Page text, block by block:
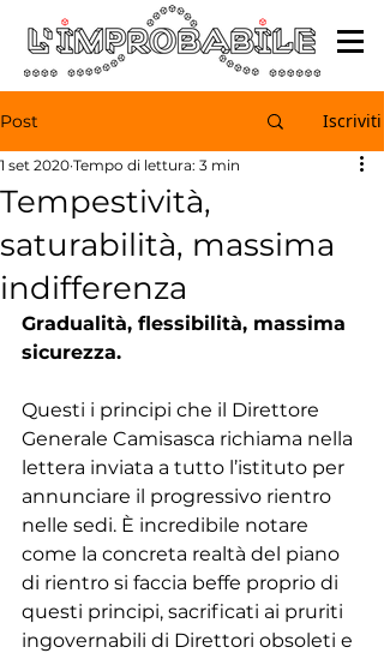
Post Iscriviti
Tempestività,
saturabilità, massima
indifferenza
1 set 2020 Tempo di lettura: 3 min
Gradualità, flessibilità, massima
sicurezza.
Questi i principi che il Direttore
Generale Camisasca richiama nella
lettera inviata a tutto l’istituto per
annunciare il progressivo rientro
nelle sedi. È incredibile notare
come la concreta realtà del piano
di rientro si faccia beffe proprio di
questi principi, sacrificati ai pruriti
ingovernabili di Direttori obsoleti e